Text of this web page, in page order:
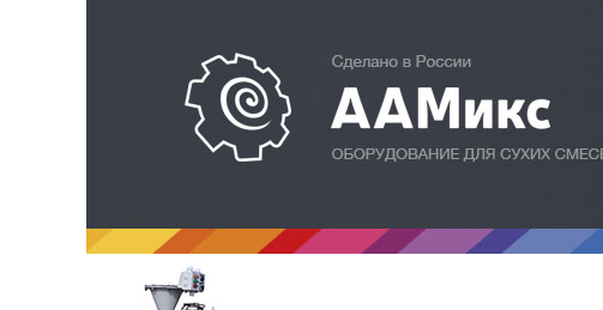
Оборудование для производства сухих строительных смесей